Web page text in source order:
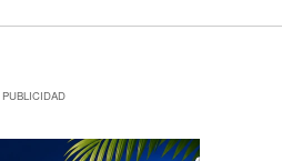
PUBLICIDAD